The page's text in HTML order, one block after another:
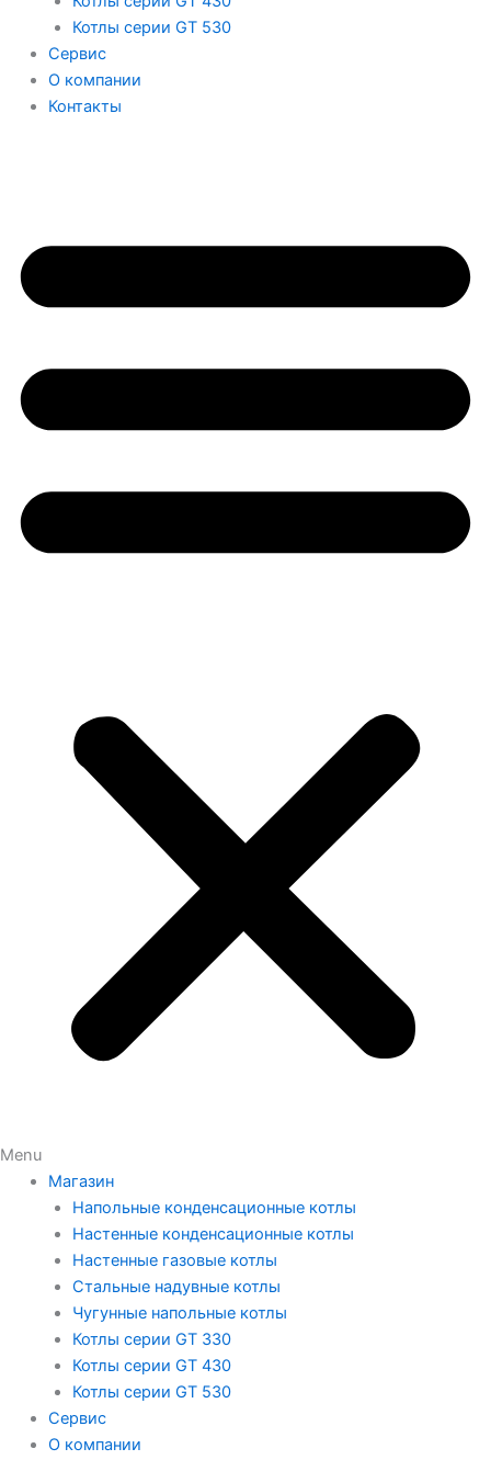
Котлы серии GT 530
Сервис
О компании
Контакты
Menu
Магазин
Напольные конденсационные котлы
Настенные конденсационные котлы
Настенные газовые котлы
Стальные надувные котлы
Чугунные напольные котлы
Котлы серии GT 330
Котлы серии GT 430
Котлы серии GT 530
Сервис
О компании